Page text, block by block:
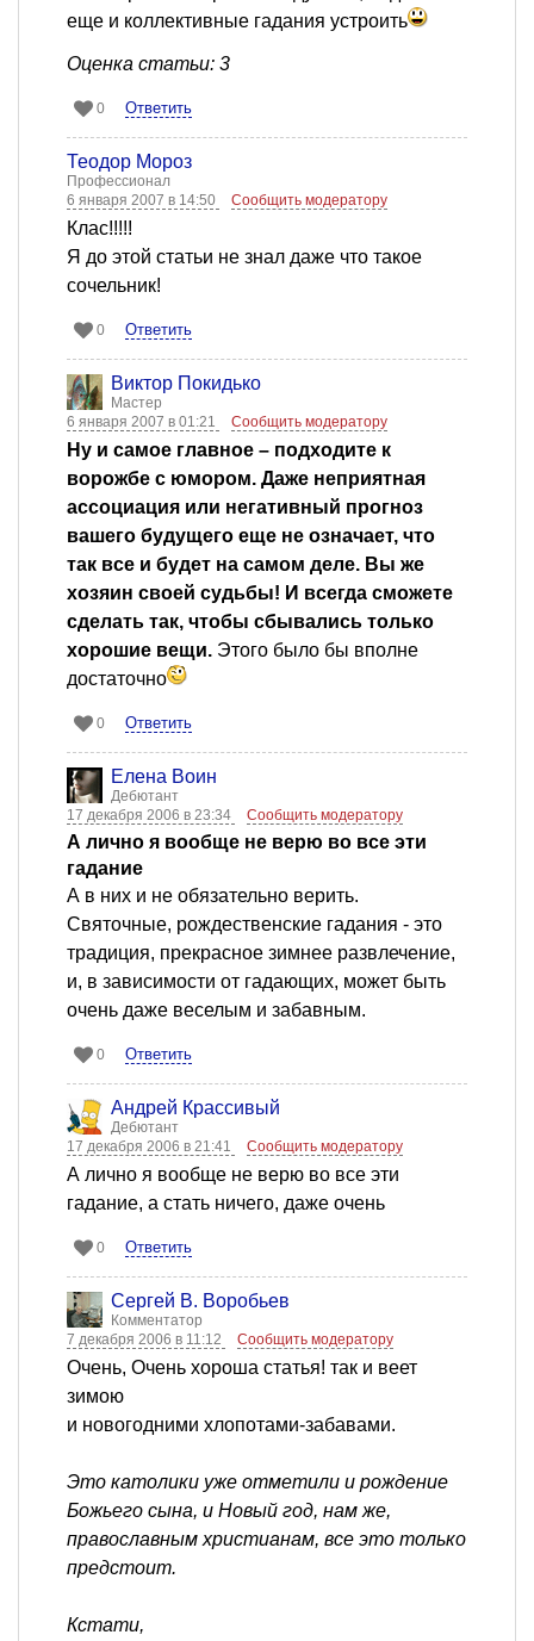
еще и коллективные гадания устроить
Оценка статьи: 3
0 Ответить
Теодор Мороз
Профессионал
6 января 2007 в 14:50
Сообщить модератору
Клас!!!!!
Я до этой статьи не знал даже что такое
сочельник!
0 Ответить
Виктор Покидько
Мастер
6 января 2007 в 01:21
Сообщить модератору
Ну и самое главное – подходите к
ворожбе с юмором. Даже неприятная
ассоциация или негативный прогноз
вашего будущего еще не означает, что
так все и будет на самом деле. Вы же
хозяин своей судьбы! И всегда сможете
сделать так, чтобы сбывались только
хорошие вещи. Этого было бы вполне
достаточно
0 Ответить
Елена Воин
Дебютант
17 декабря 2006 в 23:34
Сообщить модератору
А лично я вообще не верю во все эти
гадание
А в них и не обязательно верить.
Святочные, рождественские гадания - это
традиция, прекрасное зимнее развлечение,
и, в зависимости от гадающих, может быть
очень даже веселым и забавным.
0 Ответить
Андрей Крассивый
Дебютант
17 декабря 2006 в 21:41
Сообщить модератору
А лично я вообще не верю во все эти
гадание, а стать ничего, даже очень
0 Ответить
Сергей В. Воробьев
Комментатор
7 декабря 2006 в 11:12
Сообщить модератору
Очень, Очень хороша статья! так и веет
зимою
и новогодними хлопотами-забавами.
Это католики уже отметили и рождение
Божьего сына, и Новый год, нам же,
православным христианам, все это только
предстоит.
Кстати,